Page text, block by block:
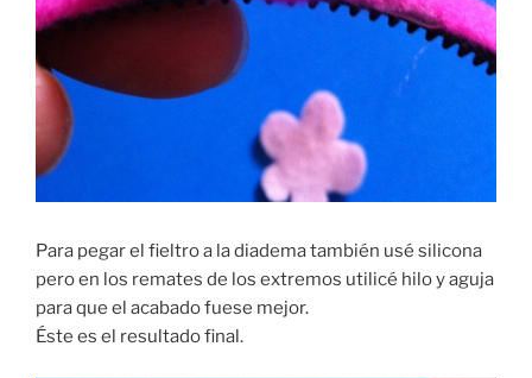
Para pegar el fieltro a la diadema también usé silicona
pero en los remates de los extremos utilicé hilo y aguja
para que el acabado fuese mejor.
Éste es el resultado final.